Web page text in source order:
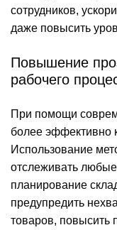
сотрудников,
даже повысить
Повышение
рабочего
При помощи
более эффективно
Использование
отслеживать
планирование
предупредить
товаров, повысить